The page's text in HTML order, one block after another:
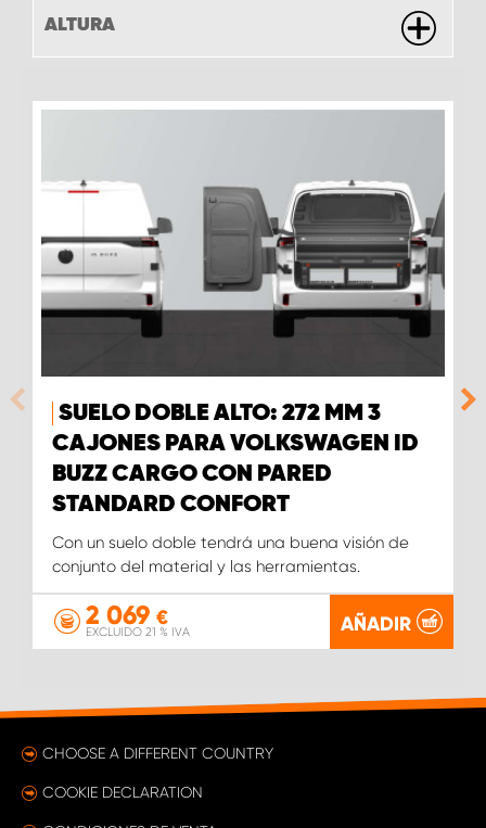
ALTURA
SUELO DOBLE ALTO: 272 MM 3
CAJONES PARA VOLKSWAGEN ID
BUZZ CARGO CON PARED
STANDARD CONFORT
Con un suelo doble tendrá una buena visión de
conjunto del material y las herramientas.
2 069 €
EXCLUIDO 21 % IVA AÑADIR
CHOOSE A DIFFERENT COUNTRY
COOKIE DECLARATION